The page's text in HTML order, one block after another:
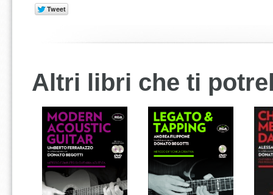
Altri libri che ti